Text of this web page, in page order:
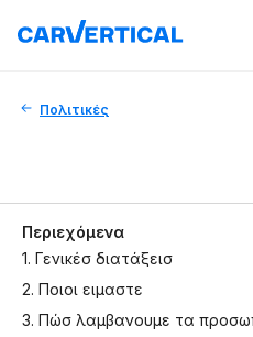
Πολιτικές
Περιεχόμενα
1. Γενικέσ διατάξεισ
2. Ποιοι ειμαστε
3. Πώσ λαμβανουμε τα